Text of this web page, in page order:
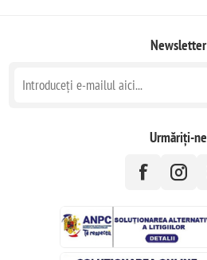
Newsletter
Urmăriți-ne